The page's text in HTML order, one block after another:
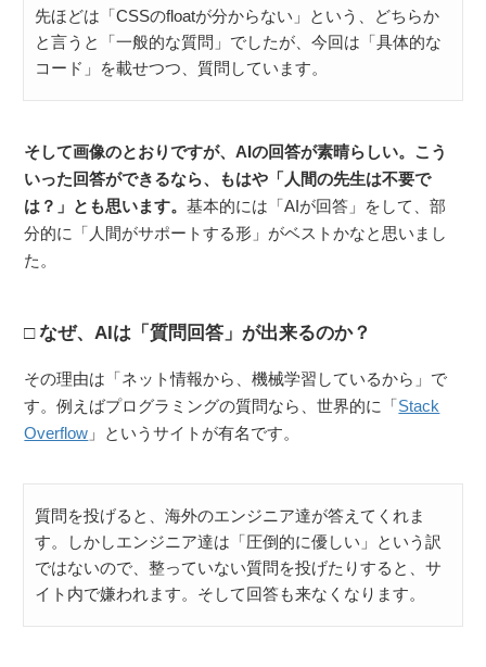
先ほどは「CSSのfloatが分からない」という、どちらか
と言うと「一般的な質問」でしたが、今回は「具体的な
コード」を載せつつ、質問しています。
そして画像のとおりですが、AIの回答が素晴らしい。こう
いった回答ができるなら、もはや「人間の先生は不要で
は？」とも思います。基本的には「AIが回答」をして、部
分的に「人間がサポートする形」がベストかなと思いまし
た。
なぜ、AIは「質問回答」が出来るのか？
その理由は「ネット情報から、機械学習しているから」で
す。例えばプログラミングの質問なら、世界的に「Stack
Overflow 」というサイトが有名です。
質問を投げると、海外のエンジニア達が答えてくれま
す。しかしエンジニア達は「圧倒的に優しい」という訳
ではないので、整っていない質問を投げたりすると、サ
イト内で嫌われます。そして回答も来なくなります。